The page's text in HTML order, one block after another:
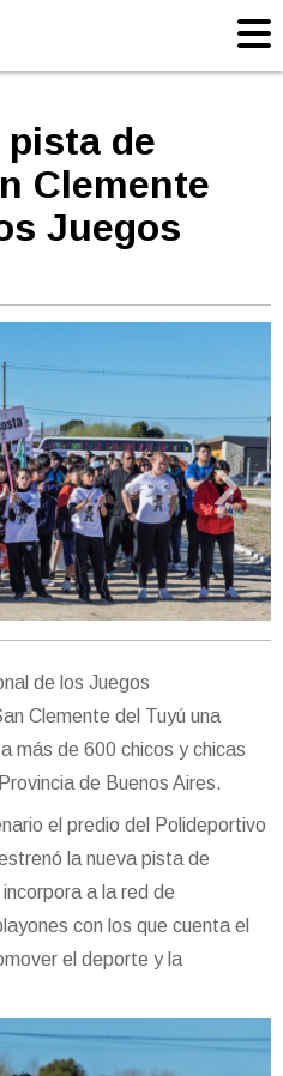
pista de
Clemente
Juegos
›
de los Juegos
Clemente del Tuyú una
más de 600 chicos y chicas
de Buenos Aires.
el predio del Polideportivo
la nueva pista de
a la red de
con los que cuenta el
el deporte y la